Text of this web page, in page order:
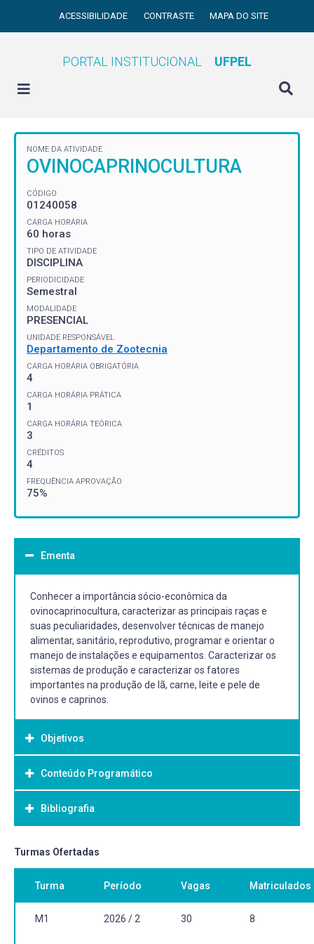
ACESSIBILIDADE CONTRASTE MAPA DO SITE
PORTAL INSTITUCIONAL UFPEL
NOME DA ATIVIDADE
OVINOCAPRINOCULTURA
CÓDIGO
01240058
CARGA HORÁRIA
60 horas
TIPO DE ATIVIDADE
DISCIPLINA
PERIODICIDADE
Semestral
MODALIDADE
PRESENCIAL
UNIDADE RESPONSÁVEL
Departamento de Zootecnia
CARGA HORÁRIA OBRIGATÓRIA
4
CARGA HORÁRIA PRÁTICA
1
CARGA HORÁRIA TEÓRICA
3
CRÉDITOS
4
FREQUÊNCIA APROVAÇÃO
75%
Ementa
Conhecer a importância sócio-econômica da
ovinocaprinocultura, caracterizar as principais raças e
suas peculiaridades, desenvolver técnicas de manejo
alimentar, sanitário, reprodutivo, programar e orientar o
manejo de instalações e equipamentos. Caracterizar os
sistemas de produção e caracterizar os fatores
importantes na produção de lã, carne, leite e pele de
ovinos e caprinos.
Objetivos
Objetivo Geral:
Ao estudar os conteúdos abordados nesta disciplina, o
aluno deve ser capaz de:
da caprinocultura desenvolvendo atividades que
peculiaridades;
Desenvolver técnicas de manejo alimentar, sanitário e
reprodutivo;
Conteúdo Programático
Bibliografia
Bibliografia Básica:
COIMBRA FILHO, A. Técnicas de criação de ovinos. Guaíba:
Agropecuária, 1997, 102p, 2ª edição.
COIMBRA FILHO, A. Ovinocultura de corte. Porto
Alegre:Emater, 2004, 68p.
Turmas Ofertadas
Turma Período Vagas Matriculados
M1 2026 / 2 30 8